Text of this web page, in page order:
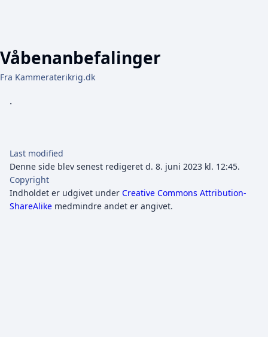
Våbenanbefalinger
Fra Kammeraterikrig.dk
.
Last modified
Denne side blev senest redigeret d. 8. juni 2023 kl. 12:45.
Copyright
Indholdet er udgivet under Creative Commons Attribution-
ShareAlike medmindre andet er angivet.